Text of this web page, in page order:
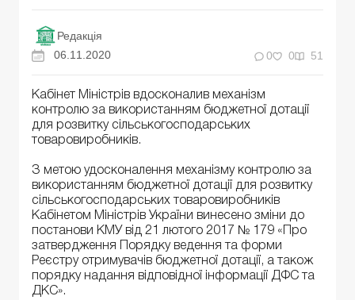
Редакція
06.11.2020
0 0 51
Кабінет Міністрів вдосконалив механізм
контролю за використанням бюджетної дотації
для розвитку сільськогосподарських
товаровиробників.
З метою удосконалення механізму контролю за
використанням бюджетної дотації для розвитку
сільськогосподарських товаровиробників
Кабінетом Міністрів України винесено зміни до
постанови КМУ від 21 лютого 2017 № 179 «Про
затвердження Порядку ведення та форми
Реєстру отримувачів бюджетної дотації, а також
порядку надання відповідної інформації ДФС та
ДКС».